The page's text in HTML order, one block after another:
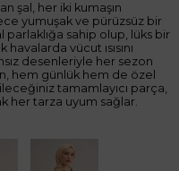
şal, her iki kumaşın
yumuşak ve pürüzsüz bir
sahip olup, lüks bir
vücut ısısını
desenleriyle her sezon
hem günlük hem de özel
tamamlayıcı parça,
her tarza uyum sağlar.